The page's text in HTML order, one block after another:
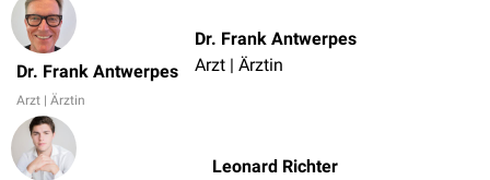
Dr. Frank Antwerpes
Arzt | Ärztin
Dr. Frank Antwerpes
Arzt | Ärztin
Leonard Richter